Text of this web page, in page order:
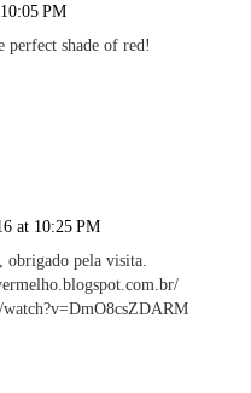
PM
shade of red!
at 10:25 PM
obrigado pela visita.